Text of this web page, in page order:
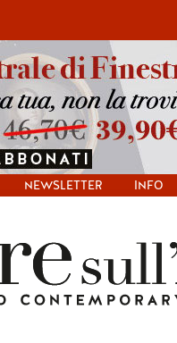
NEWSLETTER INFO